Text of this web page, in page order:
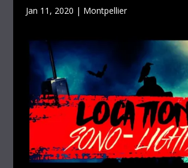
Jan 11, 2020 | Montpellier